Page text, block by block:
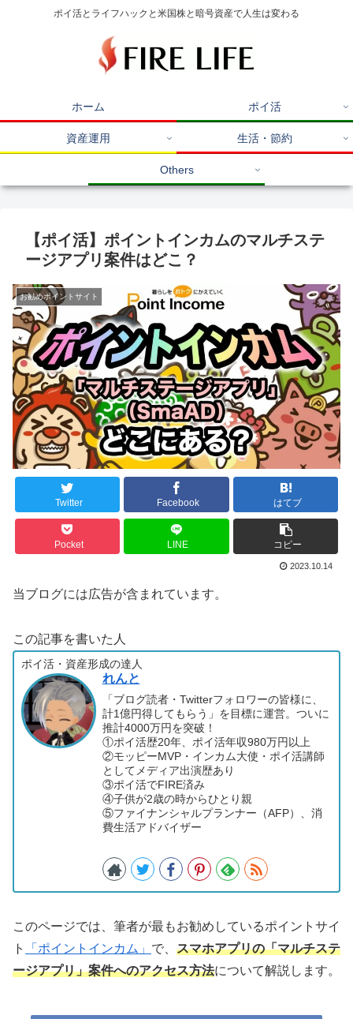
ポイ活とライフハックと米国株と暗号資産で人生は変わる
ホーム ポイ活
資産運用 生活・節約
Others
【ポイ活】ポイントインカムのマルチステ
ージアプリ案件はどこ？
お勧めポイントサイト
Twitter Facebook はてブ
Pocket LINE コピー
2023.10.14
当ブログには広告が含まれています。
この記事を書いた人
ポイ活・資産形成の達人
れんと
「ブログ読者・Twitterフォロワーの皆様に、
計1億円得してもらう」を目標に運営。ついに
推計4000万円を突破！
①ポイ活歴20年、ポイ活年収980万円以上
②モッピーMVP・インカム大使・ポイ活講師
としてメディア出演歴あり
③ポイ活でFIRE済み
④子供が2歳の時からひとり親
⑤ファイナンシャルプランナー（AFP）、消
費生活アドバイザー
このページでは、筆者が最もお勧めしているポイントサイ
ト
「ポイントインカム」 で、 スマホアプリの「マルチステ
ージアプリ」案件へのアクセス方法について解説します。